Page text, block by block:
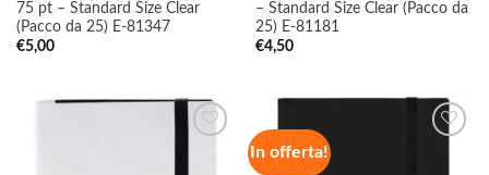
75 pt – Standard Size Clear
(Pacco da 25) E-81347
€5,00
– Standard Size Clear (Pacco da
25) E-81181
€4,50
In offerta!